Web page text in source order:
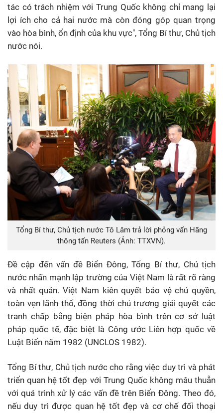
tác có trách nhiệm với Trung Quốc không chỉ mang lại
lợi ích cho cả hai nước mà còn đóng góp quan trọng
vào hòa bình, ổn định của khu vực", Tổng Bí thư, Chủ tịch
nước nói.
Tổng Bí thư, Chủ tịch nước Tô Lâm trả lời phỏng vấn Hãng
thông tấn Reuters (Ảnh: TTXVN).
Đề cập đến vấn đề Biển Đông, Tổng Bí thư, Chủ tịch
nước nhấn mạnh lập trường của Việt Nam là rất rõ ràng
và nhất quán. Việt Nam kiên quyết bảo vệ chủ quyền,
toàn vẹn lãnh thổ, đồng thời chủ trương giải quyết các
tranh chấp bằng biện pháp hòa bình trên cơ sở luật
pháp quốc tế, đặc biệt là Công ước Liên hợp quốc về
Luật Biển năm 1982 (UNCLOS 1982).
Tổng Bí thư, Chủ tịch nước cho rằng việc duy trì và phát
triển quan hệ tốt đẹp với Trung Quốc không mâu thuẫn
với quá trình xử lý các vấn đề trên Biển Đông. Theo đó,
nếu duy trì được quan hệ tốt đẹp và cơ chế đối thoại